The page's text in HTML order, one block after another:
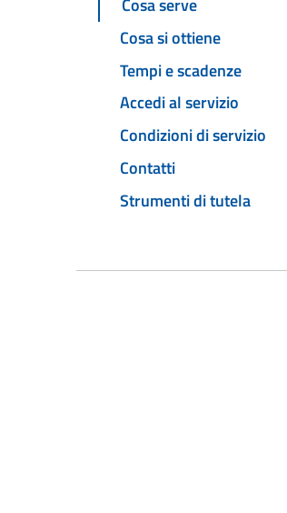
Cosa serve
Cosa si ottiene
Tempi e scadenze
Accedi al servizio
Condizioni di servizio
Contatti
Strumenti di tutela